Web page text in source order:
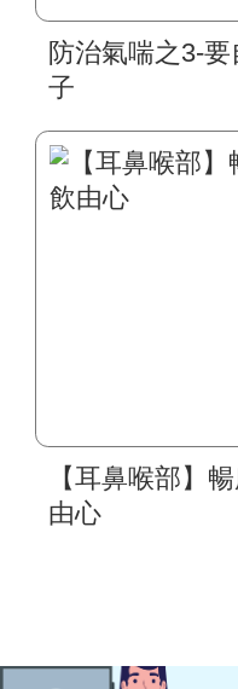
防治氣喘之3-
子
【耳鼻喉部】
由心